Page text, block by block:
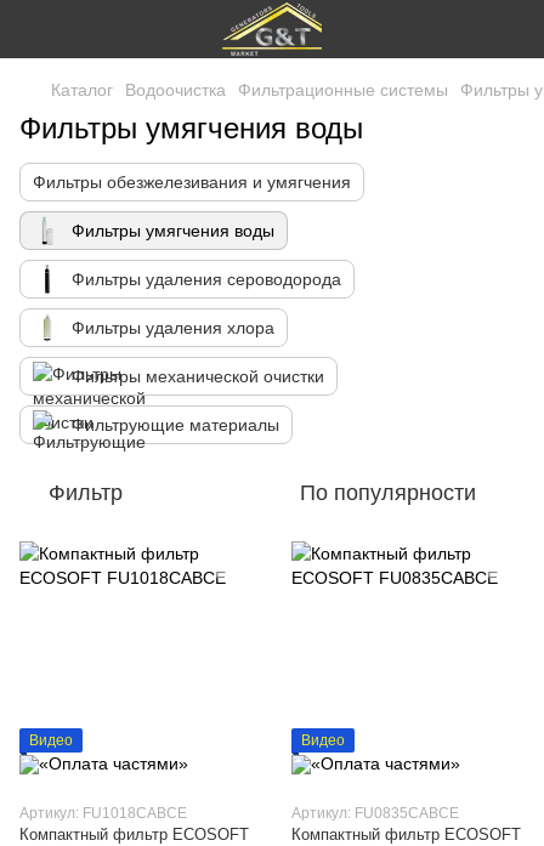
Каталог Водоочистка Фильтрационные системы Фильтры
Фильтры умягчения воды
Фильтры обезжелезивания и умягчения
Фильтры умягчения воды
Фильтры удаления сероводорода
Фильтры удаления хлора
Фильтры механической очистки
Фильтрующие материалы
Фильтр По популярности
Видео
Артикул: FU1018CABCE
Компактный фильтр ECOSOFT
Видео
Артикул: FU0835CABCE
Компактный фильтр ECOSOFT